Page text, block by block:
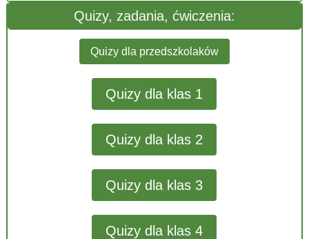
Quizy, zadania, ćwiczenia:
Quizy dla przedszkolaków
Quizy dla klas 1
Quizy dla klas 2
Quizy dla klas 3
Quizy dla klas 4